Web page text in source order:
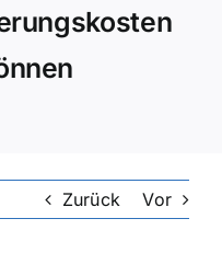
Zurück Vor